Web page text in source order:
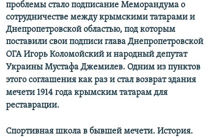
проблемы стало подписание Меморандума о
сотрудничестве между крымскими татарами и
Днепропетровской областью, под которым
поставили свои подписи глава Днепропетровской
ОГА Игорь Коломойский и народный депутат
Украины Мустафа Джемилев. Одним из пунктов
этого соглашения как раз и стал возврат здания
мечети 1914 года крымским татарам для
реставрации.
Спортивная школа в бывшей мечети. История.